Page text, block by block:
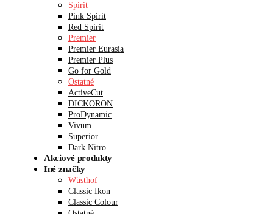
Spirit
Pink Spirit
Red Spirit
Premier
Premier Eurasia
Premier Plus
Go for Gold
Ostatné
ActiveCut
DICKORON
ProDynamic
Vivum
Superior
Dark Nitro
Akciové produkty
Iné značky
Wüsthof
Classic Ikon
Classic Colour